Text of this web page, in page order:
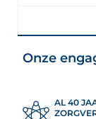
Onze
AL 40